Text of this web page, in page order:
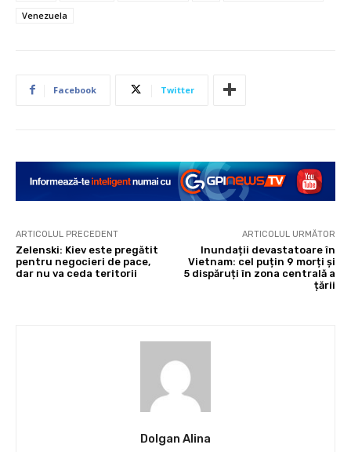
Venezuela
Facebook Twitter
ARTICOLUL PRECEDENT
Zelenski: Kiev este pregătit
pentru negocieri de pace,
dar nu va ceda teritorii
ARTICOLUL URMĂTOR
Inundații devastatoare în
Vietnam: cel puțin 9 morți și
5 dispăruți în zona centrală a
țării
Dolgan Alina